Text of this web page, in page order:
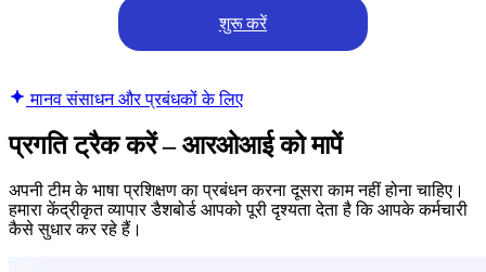
शुरू करें
मानव संसाधन और प्रबंधकों के लिए
प्रगति ट्रैक करें – आरओआई को मापें
अपनी टीम के भाषा प्रशिक्षण का प्रबंधन करना दूसरा काम नहीं होना चाहिए।
हमारा केंद्रीकृत व्यापार डैशबोर्ड आपको पूरी दृश्यता देता है कि आपके कर्मचारी
कैसे सुधार कर रहे हैं।